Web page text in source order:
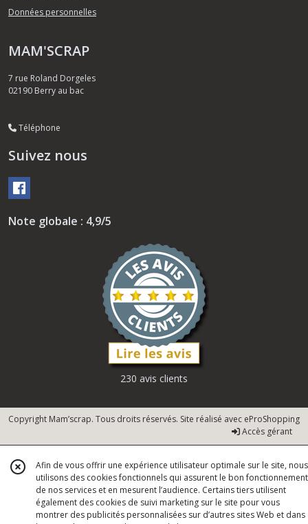
Données personnelles
MAM'SCRAP
7 rue Roland Dorgeles
02190 Berry au bac
Téléphone
Suivez nous
Note globale : 4,9/5
230 avis clients
Copyright Mam’scrap. Tous droits réservés. Site réalisé avec eProShopping
Accès gérant
Afin de vous offrir une expérience utilisateur optimale sur le site, nous
utilisons des cookies fonctionnels qui assurent le bon fonctionnement
de nos services et en mesurent l’audience. Certains tiers utilisent
également des cookies de suivi marketing sur le site pour vous
montrer des publicités personnalisées sur d’autres sites Web et dans